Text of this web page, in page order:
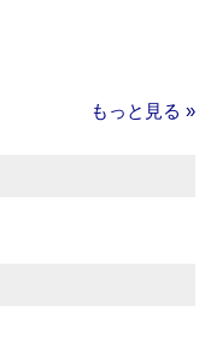
もっと見る »